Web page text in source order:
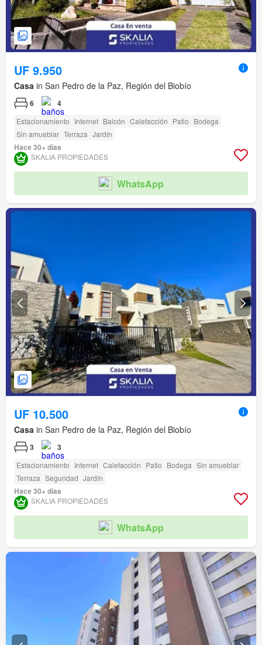
UF 9.950
Casa in San Pedro de la Paz, Región del Biobío
6 4
Estacionamiento Internet Balcón Calefacción Patio Bodega
Sin amueblar Terraza Jardín
Hace 30+ días
SKALIA PROPIEDADES
WhatsApp
UF 10.500
Casa in San Pedro de la Paz, Región del Biobío
3 3
Estacionamiento Internet Calefacción Patio Bodega Sin amueblar
Terraza Seguridad Jardín
Hace 30+ días
SKALIA PROPIEDADES
WhatsApp